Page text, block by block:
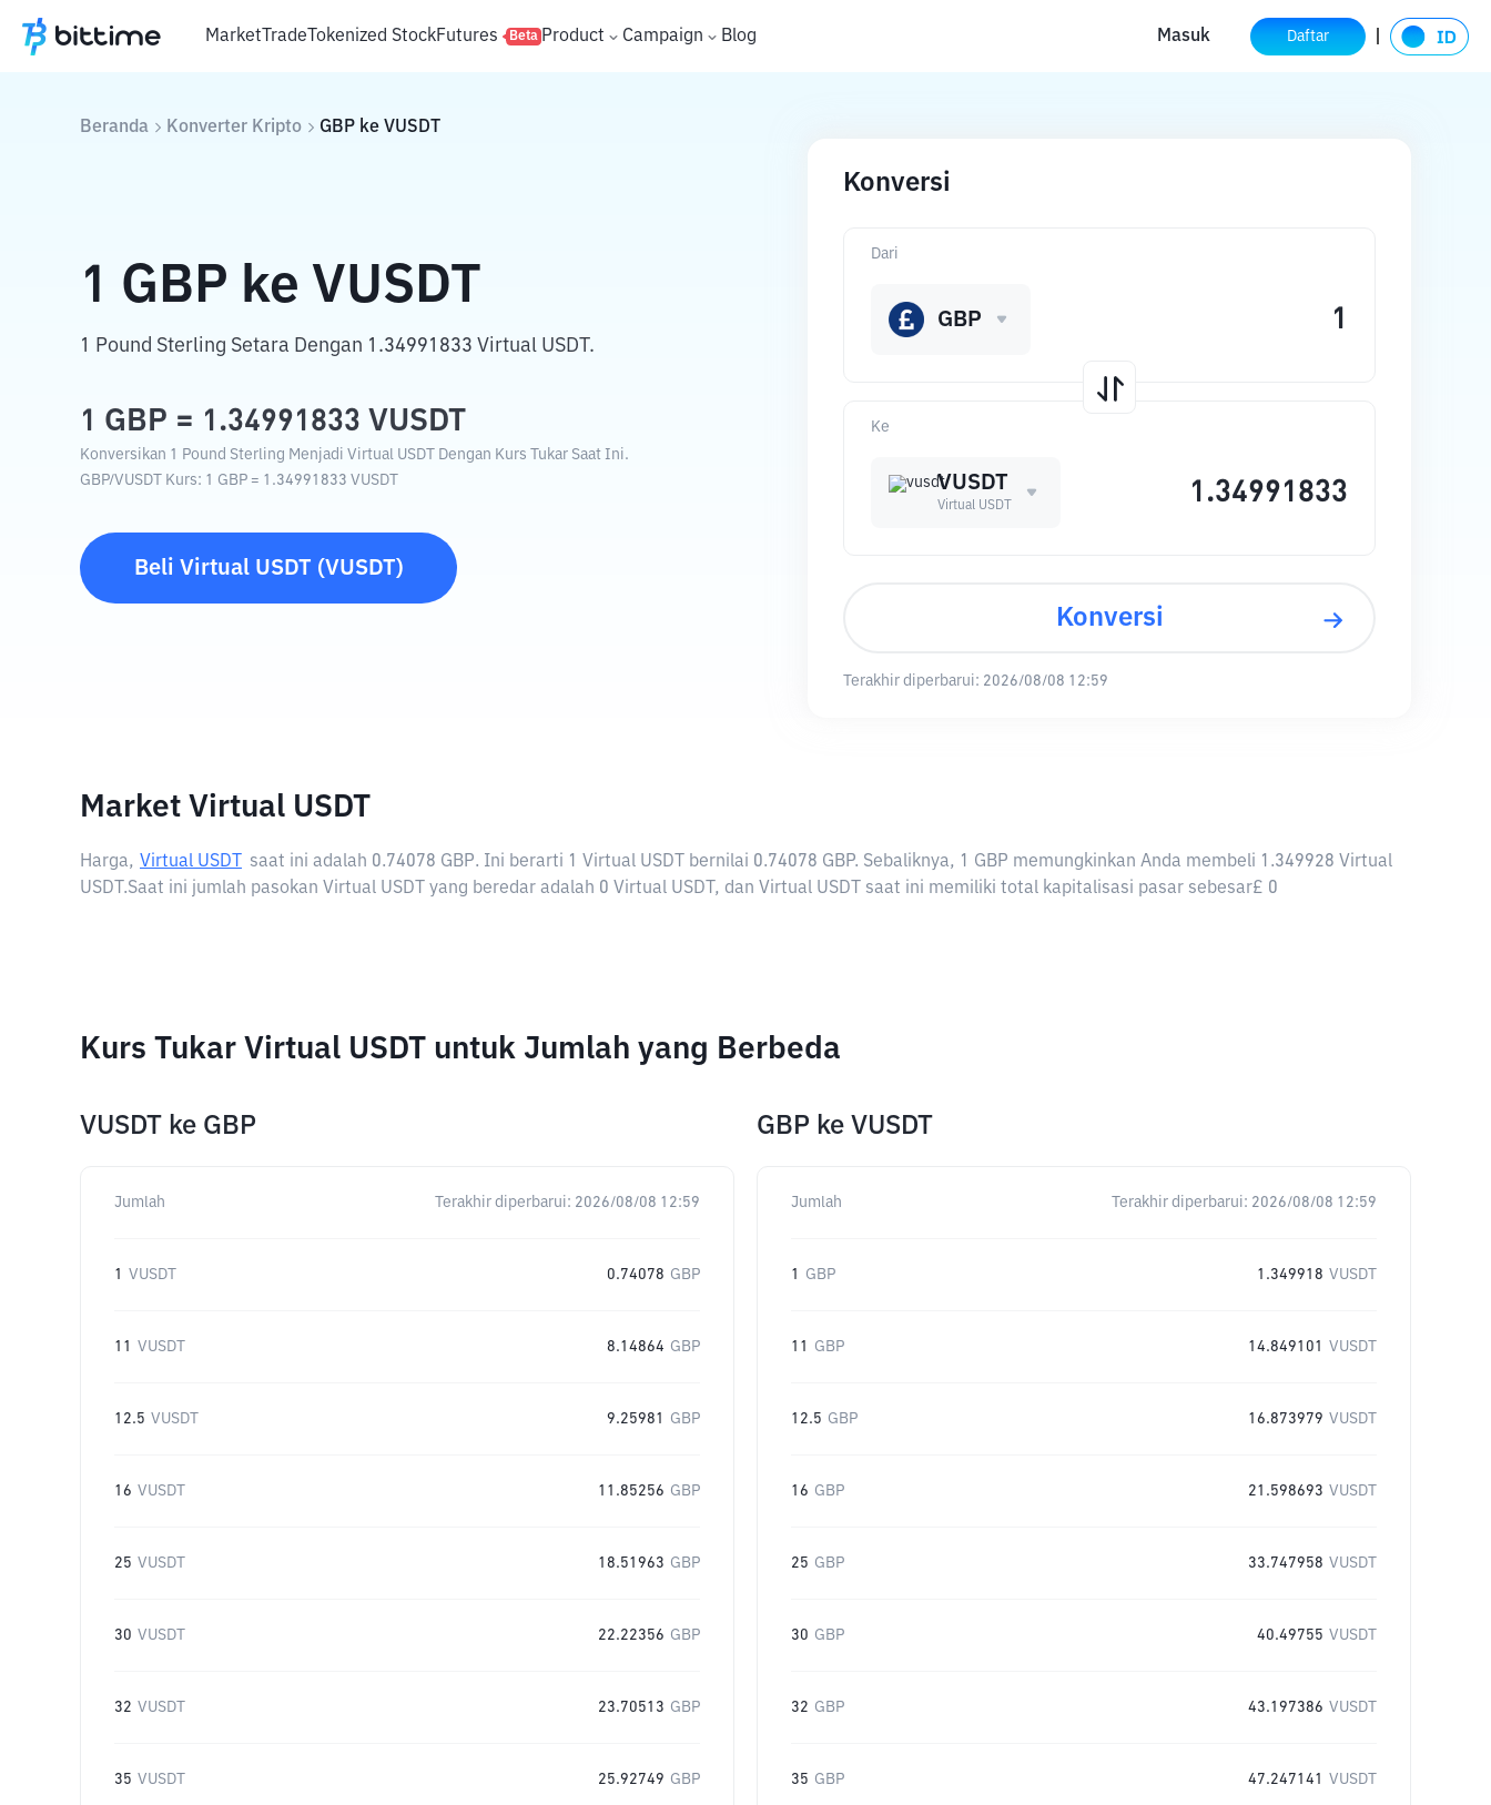
MarketTradeTokenized StockFutures Beta Product Campaign Blog Masuk Daftar
Beranda Konverter Kripto GBP ke VUSDT
1 GBP ke VUSDT
1 Pound Sterling Setara Dengan 1.34991833 Virtual USDT.
1 GBP = 1.34991833 VUSDT
Konversikan 1 Pound Sterling Menjadi Virtual USDT Dengan Kurs Tukar Saat Ini.
GBP/VUSDT Kurs: 1 GBP = 1.34991833 VUSDT
Beli Virtual USDT (VUSDT)
Konversi
Ke
VUSDT
Virtual USDT
Dari
GBP
Konversi
Terakhir diperbarui: 2026/08/08 12:59
Market Virtual USDT
Harga, Virtual USDT saat ini adalah 0.74078 GBP. Ini berarti 1 Virtual USDT bernilai 0.74078 GBP. Sebaliknya, 1 GBP memungkinkan Anda membeli 1.349928 Virtual
USDT.Saat ini jumlah pasokan Virtual USDT yang beredar adalah 0 Virtual USDT, dan Virtual USDT saat ini memiliki total kapitalisasi pasar sebesar£ 0
Kurs Tukar Virtual USDT untuk Jumlah yang Berbeda
VUSDT ke GBP
Jumlah Terakhir diperbarui: 2026/08/08 12:59
1 VUSDT 0.74078 GBP
11 VUSDT 8.14864 GBP
12.5 VUSDT 9.25981 GBP
16 VUSDT 11.85256 GBP
25 VUSDT 18.51963 GBP
30 VUSDT 22.22356 GBP
32 VUSDT 23.70513 GBP
35 VUSDT 25.92749 GBP
GBP ke VUSDT
Jumlah Terakhir diperbarui: 2026/08/08 12:59
1 GBP 1.349918 VUSDT
11 GBP 14.849101 VUSDT
12.5 GBP 16.873979 VUSDT
16 GBP 21.598693 VUSDT
25 GBP 33.747958 VUSDT
30 GBP 40.49755 VUSDT
32 GBP 43.197386 VUSDT
35 GBP 47.247141 VUSDT